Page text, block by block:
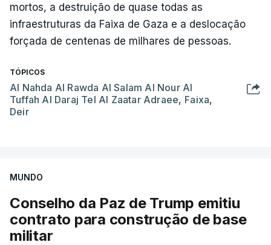
mortos, a destruição de quase todas as
infraestruturas da Faixa de Gaza e a deslocação
forçada de centenas de milhares de pessoas.
TÓPICOS
Al Nahda Al Rawda Al Salam Al Nour Al
Tuffah Al Daraj Tel Al Zaatar Adraee, Faixa,
Deir
MUNDO
Conselho da Paz de Trump emitiu
contrato para construção de base
militar